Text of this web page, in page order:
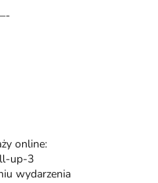
online:
up-3
wydarzenia